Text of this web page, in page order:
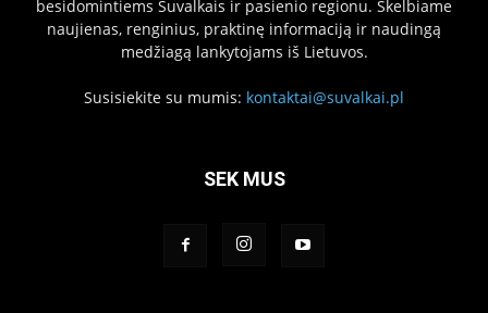
besidomintiems Suvalkais ir pasienio regionu. Skelbiame
naujienas, renginius, praktinę informaciją ir naudingą
medžiagą lankytojams iš Lietuvos.
Susisiekite su mumis: kontaktai@suvalkai.pl
SEK MUS